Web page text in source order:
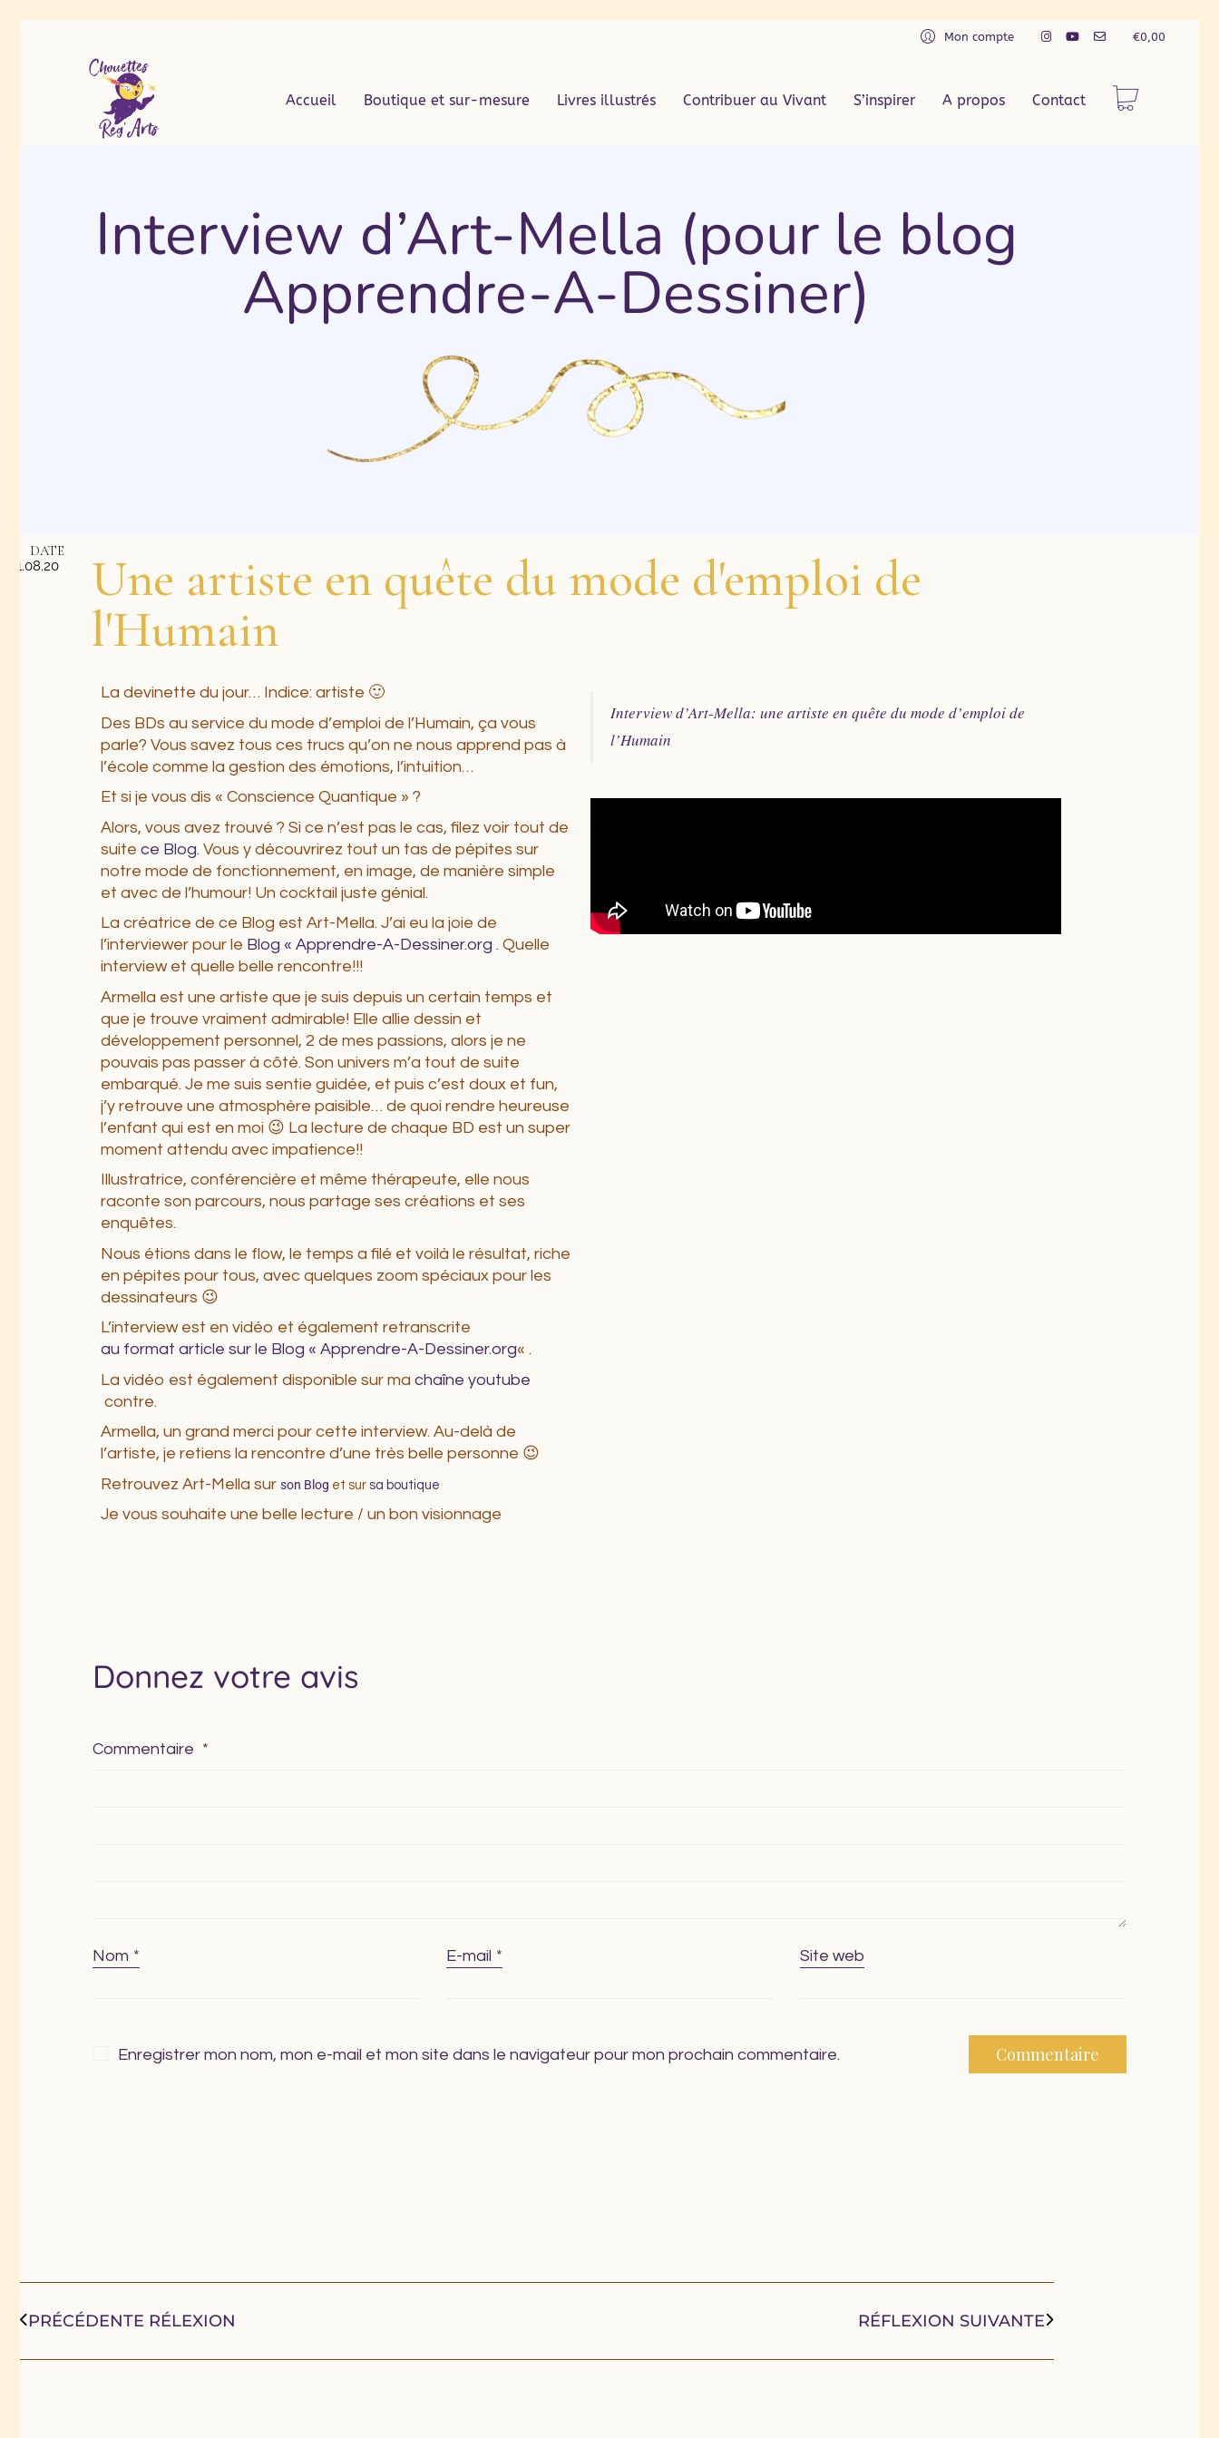
Mon compte €0,00
Accueil Boutique et sur-mesure Livres illustrés Contribuer au Vivant S’inspirer A propos Contact
Interview d’Art-Mella (pour le blog
Apprendre-A-Dessiner)
DATE
31.08.20
Une artiste en quête du mode d'emploi de
l'Humain
La devinette du jour… Indice: artiste 🙂
Des BDs au service du mode d’emploi de l’Humain, ça vous
parle? Vous savez tous ces trucs qu’on ne nous apprend pas à
l’école comme la gestion des émotions, l’intuition…
Et si je vous dis « Conscience Quantique » ?
Alors, vous avez trouvé ? Si ce n’est pas le cas, filez voir tout de
suitece Blog. Vous y découvrirez tout un tas de pépites sur
notre mode de fonctionnement, en image, de manière simple
et avec de l’humour! Un cocktail juste génial.
La créatrice de ce Blog est Art-Mella. J’ai eu la joie de
l’interviewer pour le Blog « Apprendre-A-Dessiner.org . Quelle
interview et quelle belle rencontre!!!
Armella est une artiste que je suis depuis un certain temps et
que je trouve vraiment admirable! Elle allie dessin et
développement personnel, 2 de mes passions, alors je ne
pouvais pas passer à côté. Son univers m’a tout de suite
embarqué. Je me suis sentie guidée, et puis c’est doux et fun,
j’y retrouve une atmosphère paisible… de quoi rendre heureuse
l’enfant qui est en moi 😉 La lecture de chaque BD est un super
moment attendu avec impatience!!
Illustratrice, conférencière et même thérapeute, elle nous
raconteson parcours, nous partage ses créations et ses
enquêtes.
Nous étions dans le flow, le temps a filé et voilà le résultat, riche
en pépites pour tous, avec quelques zoom spéciaux pour les
dessinateurs 😉
L’interview est en vidéo et également retranscrite
au format article sur le Blog « Apprendre-A-Dessiner.org« .
La vidéo est également disponible sur machaîne youtube
contre.
Armella, un grand merci pour cette interview. Au-delà de
l’artiste, je retiens la rencontre d’une très belle personne 😉
Retrouvez Art-Mella surson Blog et sursa boutique
Je vous souhaite une belle lecture / un bon visionnage
Interview d’Art-Mella: une artiste en quête du mode d’emploi de
l’Humain
Donnez votre avis
Commentaire *
Nom * E-mail * Site web
Enregistrer mon nom, mon e-mail et mon site dans le navigateur pour mon prochain commentaire.
PRÉCÉDENTE RÉLEXION RÉFLEXION SUIVANTE